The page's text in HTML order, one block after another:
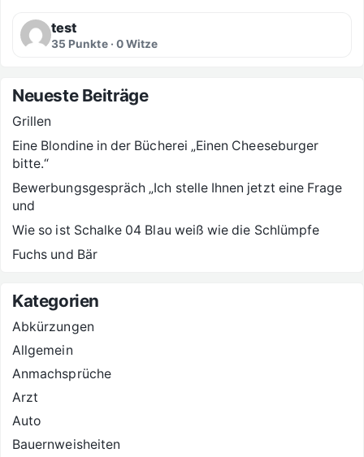
test
35 Punkte · 0 Witze
Neueste Beiträge
Grillen
Eine Blondine in der Bücherei „Einen Cheeseburger
bitte.“
Bewerbungsgespräch „Ich stelle Ihnen jetzt eine Frage
und
Wie so ist Schalke 04 Blau weiß wie die Schlümpfe
Fuchs und Bär
Kategorien
Abkürzungen
Allgemein
Anmachsprüche
Arzt
Auto
Bauernweisheiten